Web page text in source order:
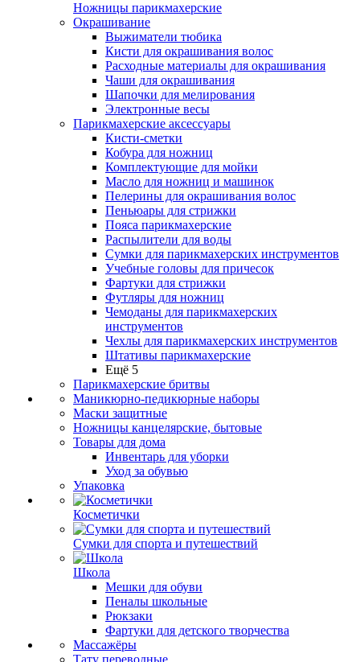
Ножницы парикмахерские
Окрашивание
Выжиматели тюбика
Кисти для окрашивания волос
Расходные материалы для окрашивания
Чаши для окрашивания
Шапочки для мелирования
Электронные весы
Парикмахерские аксессуары
Кисти-сметки
Кобура для ножниц
Комплектующие для мойки
Масло для ножниц и машинок
Пелерины для окрашивания волос
Пеньюары для стрижки
Пояса парикмахерские
Распылители для воды
Сумки для парикмахерских инструментов
Учебные головы для причесок
Фартуки для стрижки
Футляры для ножниц
Чемоданы для парикмахерских
инструментов
Чехлы для парикмахерских инструментов
Штативы парикмахерские
Ещё 5
Парикмахерские бритвы
Маникюрно-педикюрные наборы
Маски защитные
Ножницы канцелярские, бытовые
Товары для дома
Инвентарь для уборки
Уход за обувью
Упаковка
Косметички
Сумки для спорта и путешествий
Школа
Мешки для обуви
Пеналы школьные
Рюкзаки
Фартуки для детского творчества
Массажёры
Тату переводные